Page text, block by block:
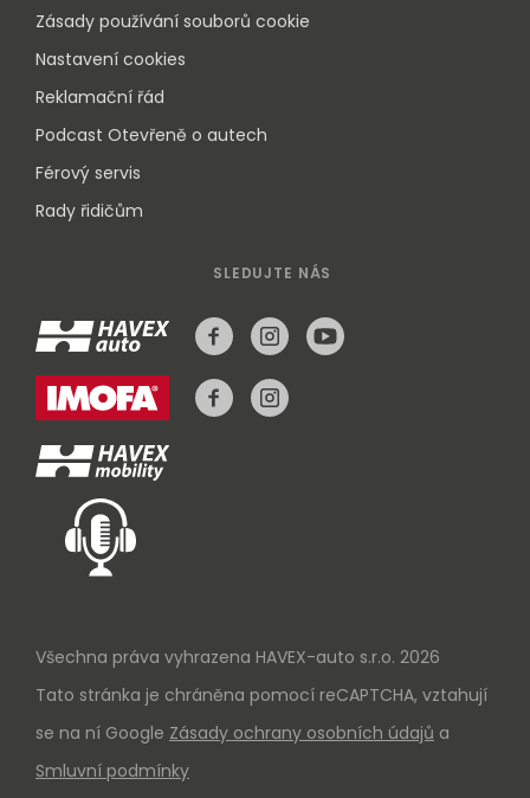
Zásady používání souborů cookie
Nastavení cookies
Reklamační řád
Podcast Otevřeně o autech
Férový servis
Rady řidičům
SLEDUJTE NÁS
Všechna práva vyhrazena HAVEX-auto s.r.o. 2026
Tato stránka je chráněna pomocí reCAPTCHA, vztahují
se na ní Google Zásady ochrany osobních údajů a
Smluvní podmínky